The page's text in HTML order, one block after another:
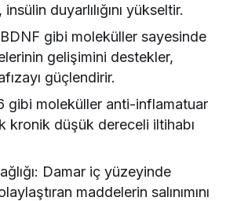
insülin duyarlılığını yükseltir.
BDNF gibi moleküller sayesinde
gelişimini destekler,
güçlendirir.
6 gibi moleküller anti-inflamatuar
kronik düşük dereceli iltihabı
Damar iç yüzeyinde
maddelerin salınımını